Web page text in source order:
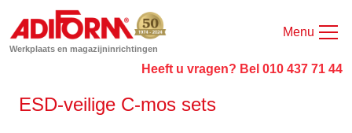
Werkplaats en magazijninrichtingen
Menu
Heeft u vragen? Bel 010 437 71 44
ESD-veilige C-mos sets